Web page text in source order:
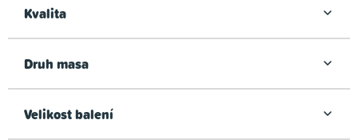
Kvalita
Druh masa
Velikost balení